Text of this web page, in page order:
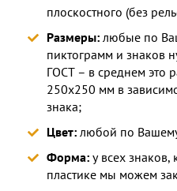
плоскостного (без
Размеры: любые по
пиктограмм и знаков
ГОСТ – в среднем это
250х250 мм в
знака;
Цвет: любой по
Форма: у всех
пластике мы можем